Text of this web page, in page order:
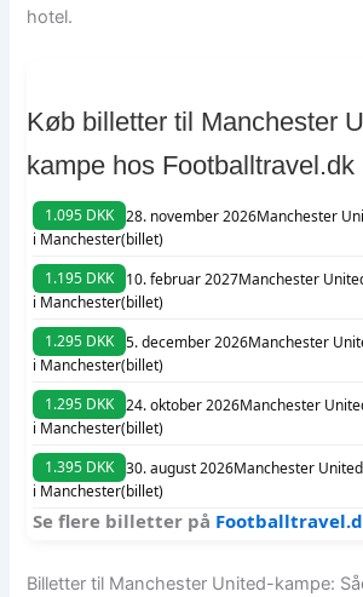
hotel.
Køb billetter til Manchester
kampe hos Footballtravel.dk
1.095 DKK 28. november 2026Manchester
i Manchester(billet)
1.195 DKK
10. februar 2027Manchester
i Manchester(billet)
1.295 DKK 5. december 2026Manchester
i Manchester(billet)
1.295 DKK 24. oktober 2026Manchester
i Manchester(billet)
1.395 DKK 30. august 2026Manchester
i Manchester(billet)
Se flere billetter på
Billetter til Manchester United-kampe: